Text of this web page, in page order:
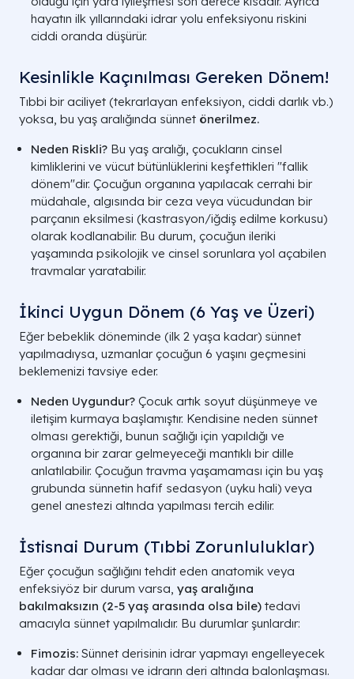
hayatın ilk yıllarındaki idrar yolu enfeksiyonu riskini
ciddi oranda düşürür.
Kesinlikle Kaçınılması Gereken Dönem!
Tıbbi bir aciliyet (tekrarlayan enfeksiyon, ciddi darlık vb.)
yoksa, bu yaş aralığında sünnet önerilmez.
Neden Riskli? Bu yaş aralığı, çocukların cinsel
kimliklerini ve vücut bütünlüklerini keşfettikleri "fallik
dönem"dir. Çocuğun organına yapılacak cerrahi bir
müdahale, algısında bir ceza veya vücudundan bir
parçanın eksilmesi (kastrasyon/iğdiş edilme korkusu)
olarak kodlanabilir. Bu durum, çocuğun ileriki
yaşamında psikolojik ve cinsel sorunlara yol açabilen
travmalar yaratabilir.
İkinci Uygun Dönem (6 Yaş ve Üzeri)
Eğer bebeklik döneminde (ilk 2 yaşa kadar) sünnet
yapılmadıysa, uzmanlar çocuğun 6 yaşını geçmesini
beklemenizi tavsiye eder.
Neden Uygundur? Çocuk artık soyut düşünmeye ve
iletişim kurmaya başlamıştır. Kendisine neden sünnet
olması gerektiği, bunun sağlığı için yapıldığı ve
organına bir zarar gelmeyeceği mantıklı bir dille
anlatılabilir. Çocuğun travma yaşamaması için bu yaş
grubunda sünnetin hafif sedasyon (uyku hali) veya
genel anestezi altında yapılması tercih edilir.
İstisnai Durum (Tıbbi Zorunluluklar)
Eğer çocuğun sağlığını tehdit eden anatomik veya
enfeksiyöz bir durum varsa, yaş aralığına
bakılmaksızın (2-5 yaş arasında olsa bile) tedavi
amacıyla sünnet yapılmalıdır. Bu durumlar şunlardır:
Fimozis: Sünnet derisinin idrar yapmayı engelleyecek
kadar dar olması ve idrarın deri altında balonlaşması.